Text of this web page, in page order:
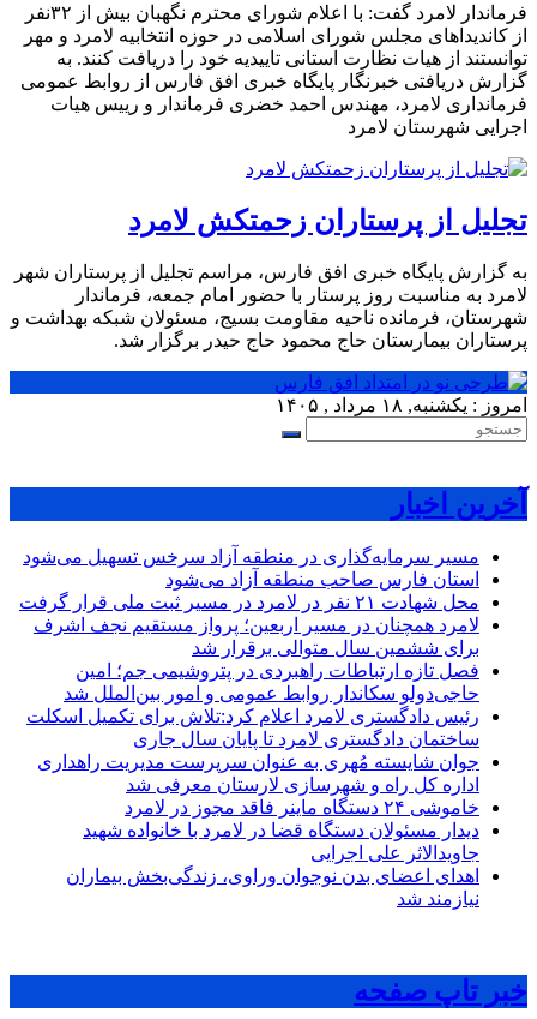
فرماندار لامرد گفت: با اعلام شورای محترم نگهبان بیش از ۳۲نفر
از کاندیداهای مجلس شورای اسلامی در حوزه انتخابیه لامرد و مهر
توانستند از هیات نظارت استانی تاییدیه خود را دریافت کنند. به
گزارش دریافتی خبرنگار پایگاه خبری افق فارس از روابط عمومی
فرمانداری لامرد، مهندس احمد خضری فرماندار و رییس هیات
اجرایی شهرستان لامرد
تجلیل از پرستاران زحمتکش لامرد
به گزارش پایگاه خبری افق فارس، مراسم تجلیل از پرستاران شهر
لامرد به مناسبت روز پرستار با حضور امام جمعه، فرماندار
شهرستان، فرمانده ناحیه مقاومت بسیج، مسئولان شبکه بهداشت و
پرستاران بیمارستان حاج محمود حاج حیدر برگزار شد.
امروز : یکشنبه, ۱۸ مرداد , ۱۴۰۵
آخرین اخبار
مسیر سرمایه‌گذاری در منطقه آزاد سرخس تسهیل می‌شود
استان فارس صاحب منطقه آزاد می‌شود
محل شهادت ۲۱ نفر در لامرد در مسیر ثبت ملی قرار گرفت
لامرد همچنان در مسیر اربعین؛ پرواز مستقیم نجف اشرف
برای ششمین سال متوالی برقرار شد
فصل تازه ارتباطات راهبردی در پتروشیمی جم؛ امین
حاجی‌دولو سکاندار روابط عمومی و امور بین‌الملل شد
رئیس دادگستری لامرد اعلام کرد:تلاش برای تکمیل اسکلت
ساختمان دادگستری لامرد تا پایان سال جاری
جوان شایسته مُهری به عنوان سرپرست مدیریت راهداری
اداره کل راه و شهرسازی لارستان معرفی شد
خاموشی ۲۴ دستگاه ماینر فاقد مجوز در لامرد
دیدار مسئولان دستگاه قضا در لامرد با خانواده شهید
جاویدالاثر علی اجرایی
اهدای اعضای بدن نوجوان وراوی، زندگی‌بخش بیماران
نیازمند شد
خبر تاپ صفحه